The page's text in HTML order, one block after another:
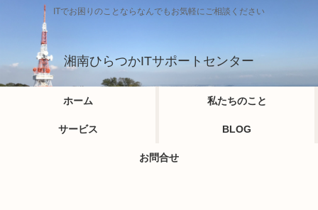
ITでお困りのことならなんでもお気軽にご相談ください
湘南ひらつかITサポートセンター
ホーム 私たちのこと
サービス BLOG
お問合せ